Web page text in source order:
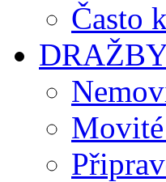
Často